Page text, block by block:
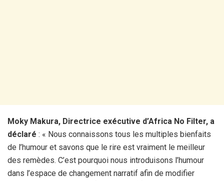
Moky Makura, Directrice exécutive d’Africa No Filter, a
déclaré : « Nous connaissons tous les multiples bienfaits
de l’humour et savons que le rire est vraiment le meilleur
des remèdes. C’est pourquoi nous introduisons l’humour
dans l’espace de changement narratif afin de modifier